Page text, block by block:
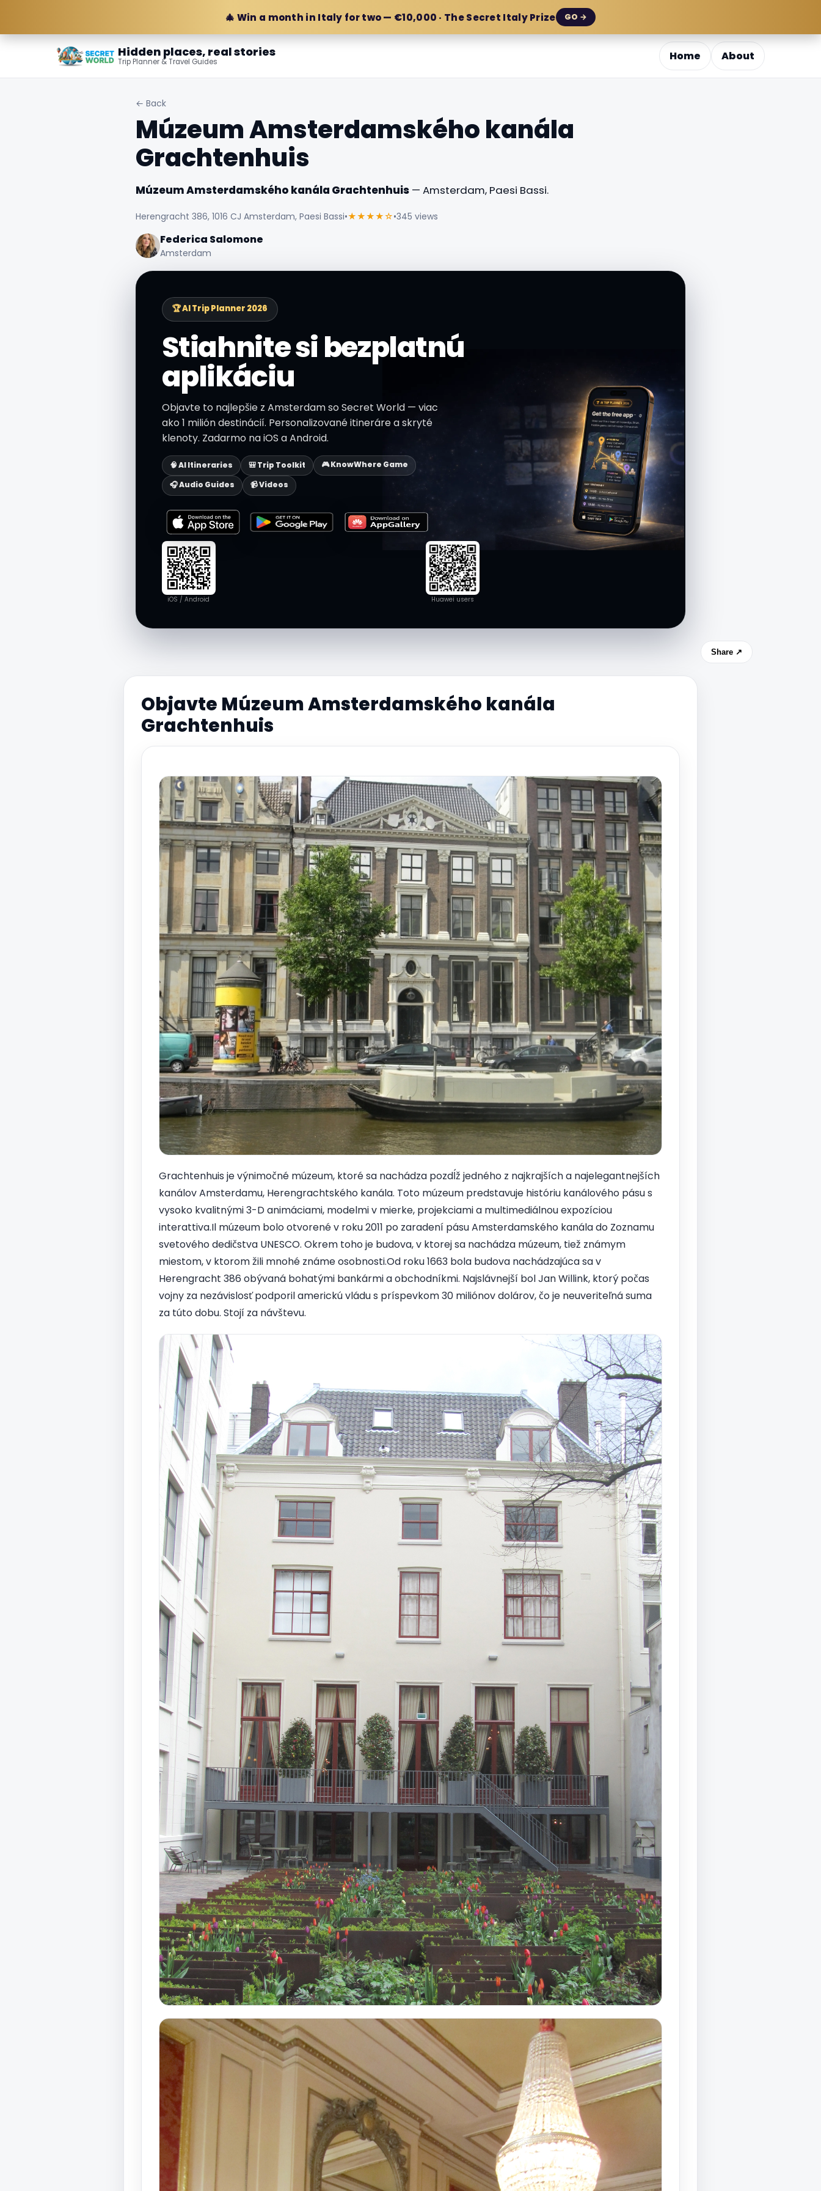
🎄 Win a month in Italy for two — €10,000 · The Secret Italy Prize GO →
Hidden places, real stories
Trip Planner & Travel Guides Home About
← Back
Múzeum Amsterdamského kanála
Grachtenhuis
Múzeum Amsterdamského kanála Grachtenhuis— Amsterdam, Paesi Bassi.
Herengracht 386, 1016 CJ Amsterdam, Paesi Bassi•★★★★☆•345 views
Federica Salomone
Amsterdam
🏆 AI Trip Planner 2026
Stiahnite si bezplatnú
aplikáciu
Objavte to najlepšie z Amsterdam so Secret World — viac
ako 1 milión destinácií. Personalizované itineráre a skryté
klenoty. Zadarmo na iOS a Android.
🧠 AI Itineraries 🎒 Trip Toolkit
🎮 KnowWhere Game
🎧 Audio Guides
📹 Videos
iOS / Android Huawei users
Share ↗
Objavte Múzeum Amsterdamského kanála
Grachtenhuis
Grachtenhuis je výnimočné múzeum, ktoré sa nachádza pozdĺž jedného z najkrajších a najelegantnejších
kanálov Amsterdamu, Herengrachtského kanála. Toto múzeum predstavuje históriu kanálového pásu s
vysoko kvalitnými 3-D animáciami, modelmi v mierke, projekciami a multimediálnou expozíciou
interattiva.Il múzeum bolo otvorené v roku 2011 po zaradení pásu Amsterdamského kanála do Zoznamu
svetového dedičstva UNESCO. Okrem toho je budova, v ktorej sa nachádza múzeum, tiež známym
miestom, v ktorom žili mnohé známe osobnosti.Od roku 1663 bola budova nachádzajúca sa v
Herengracht 386 obývaná bohatými bankármi a obchodníkmi. Najslávnejší bol Jan Willink, ktorý počas
vojny za nezávislosť podporil americkú vládu s príspevkom 30 miliónov dolárov, čo je neuveriteľná suma
za túto dobu. Stojí za návštevu.